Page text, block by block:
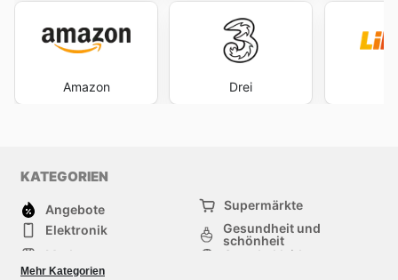
Amazon Drei
KATEGORIEN
Angebote
Supermärkte
Elektronik
Gesundheit und
schönheit
Mode
Sportbekleidung
Baumarkt
Mehr Kategorien